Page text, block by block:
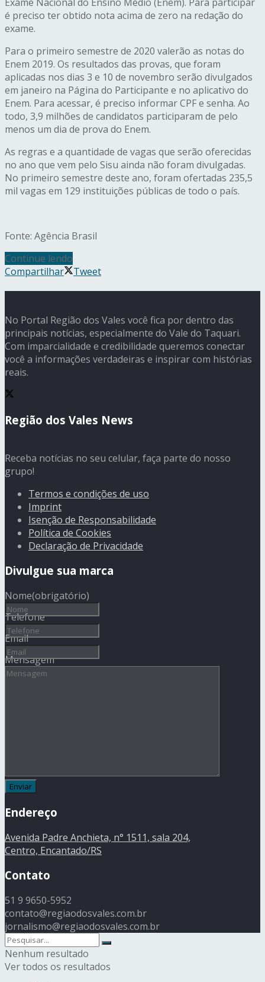
é preciso ter obtido nota acima de zero na redação do
exame.
Para o primeiro semestre de 2020 valerão as notas do
Enem 2019. Os resultados das provas, que foram
aplicadas nos dias 3 e 10 de novembro serão divulgados
em janeiro na Página do Participante e no aplicativo do
Enem. Para acessar, é preciso informar CPF e senha. Ao
todo, 3,9 milhões de candidatos participaram de pelo
menos um dia de prova do Enem.
As regras e a quantidade de vagas que serão oferecidas
no ano que vem pelo Sisu ainda não foram divulgadas.
No primeiro semestre deste ano, foram ofertadas 235,5
mil vagas em 129 instituições públicas de todo o país.
Fonte: Agência Brasil
Continue lendo
Compartilhar
Tweet
No Portal Região dos Vales você fica por dentro das
principais notícias, especialmente do Vale do Taquari.
Com imparcialidade e credibilidade queremos conectar
você a informações verdadeiras e inspirar com histórias
reais.
Região dos Vales News
Receba notícias no seu celular, faça parte do nosso
grupo!
Termos e condições de uso
Imprint
Isenção de Responsabilidade
Política de Cookies
Declaração de Privacidade
Divulgue sua marca
Nome(obrigatório)
Telefone
Email
Mensagem
Endereço
Avenida Padre Anchieta, n° 1511, sala 204,
Centro, Encantado/RS
Contato
51 9 9650-5952
contato@regiaodosvales.com.br
jornalismo@regiaodosvales.com.br
Nenhum resultado
Ver todos os resultados